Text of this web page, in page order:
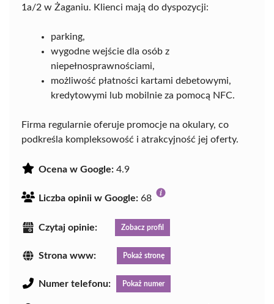
1a/2 w Żaganiu. Klienci mają do dyspozycji:
parking,
wygodne wejście dla osób z
niepełnosprawnościami,
możliwość płatności kartami debetowymi,
kredytowymi lub mobilnie za pomocą NFC.
Firma regularnie oferuje promocje na okulary, co
podkreśla kompleksowość i atrakcyjność jej oferty.
Ocena w Google: 4.9
Liczba opinii w Google: 68
Czytaj opinie: Zobacz profil
Strona www: Pokaż stronę
Numer telefonu: Pokaż numer